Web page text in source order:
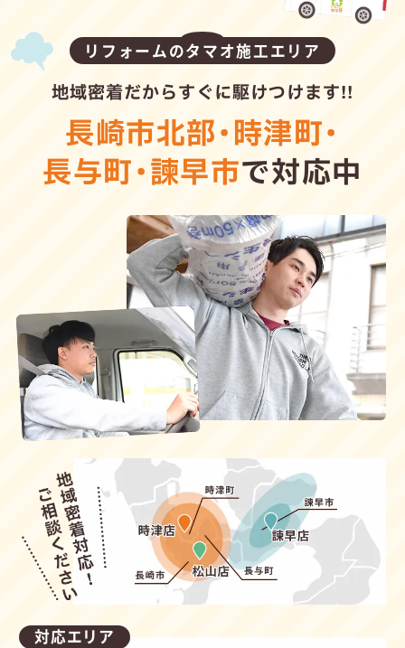
リフォームのタマオ施工エリア
地域密着だからすぐに駆けつけます!!
長崎市北部・時津町・
長与町・諫早市で対応中
対応エリア